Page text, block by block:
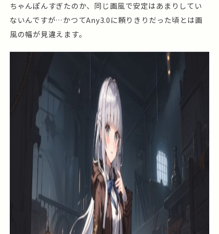
ちゃんぽんすぎたのか、同じ画風で安定はあまりしてい
ないんですが…かつてAny3.0に頼りきりだった頃とは画
風の幅が見違えます。